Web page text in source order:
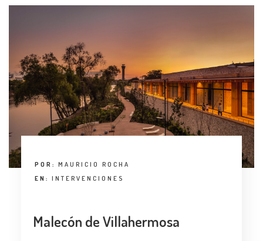
POR: MAURICIO ROCHA
EN: INTERVENCIONES
Malecón de Villahermosa